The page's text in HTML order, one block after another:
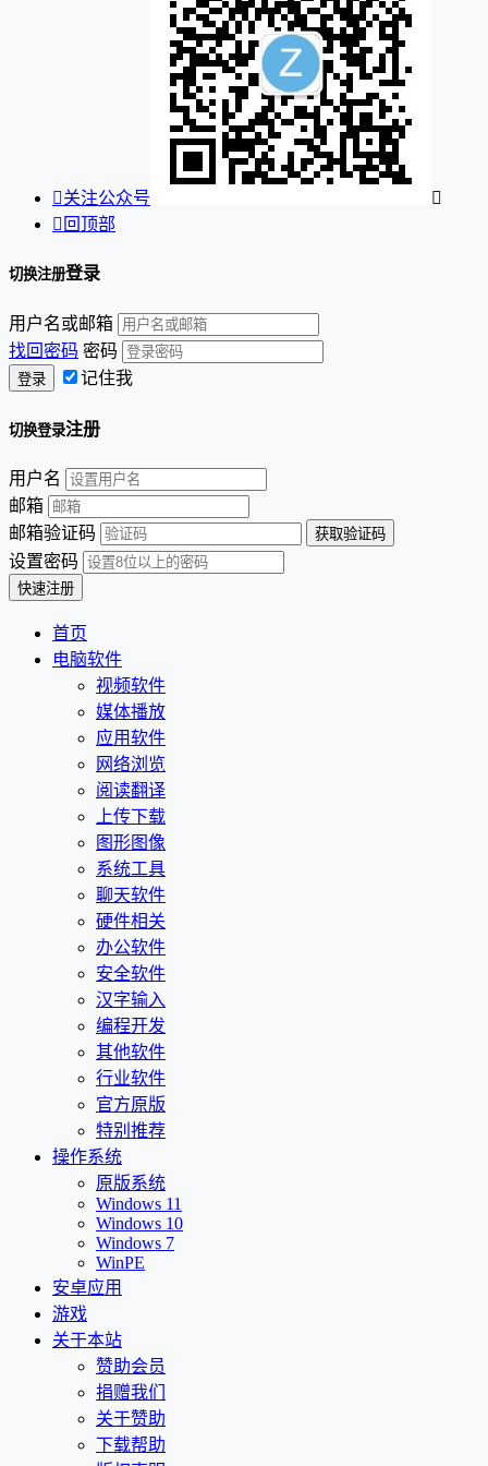
关注公众号

 回顶部
切换注册登录
用户名或邮箱
找回密码 密码
记住我
切换登录注册
用户名
邮箱
邮箱验证码
设置密码
首页
电脑软件
视频软件
媒体播放
应用软件
网络浏览
阅读翻译
上传下载
图形图像
系统工具
聊天软件
硬件相关
办公软件
安全软件
汉字输入
编程开发
其他软件
行业软件
官方原版
特别推荐
操作系统
原版系统
Windows 11
Windows 10
Windows 7
WinPE
安卓应用
游戏
关于本站
赞助会员
捐赠我们
关于赞助
下载帮助